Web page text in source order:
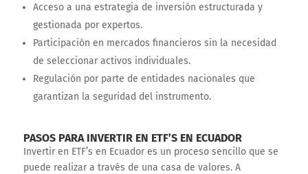
Acceso a una estrategia de inversión estructurada y
gestionada por expertos.
Participación en mercados financieros sin la necesidad
de seleccionar activos individuales.
Regulación por parte de entidades nacionales que
garantizan la seguridad del instrumento.
PASOS PARA INVERTIR EN ETF’S EN ECUADOR
Invertir en ETF’s en Ecuador es un proceso sencillo que se
puede realizar a través de una casa de valores. A